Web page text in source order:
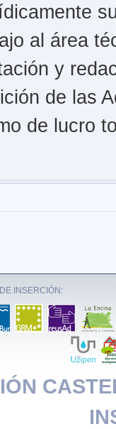
al área
y
de las
de lucro
INSERCIÓN: